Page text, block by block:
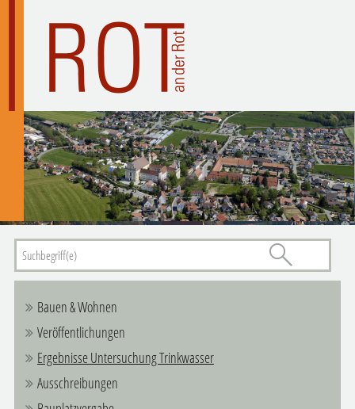
Bauen & Wohnen
Veröffentlichungen
Ergebnisse Untersuchung Trinkwasser
Ausschreibungen